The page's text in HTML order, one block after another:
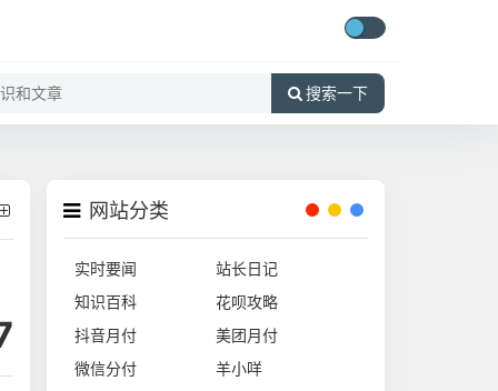
搜索一下
网站分类
实时要闻
站长日记
知识百科
花呗攻略
抖音月付
美团月付
微信分付
羊小咩